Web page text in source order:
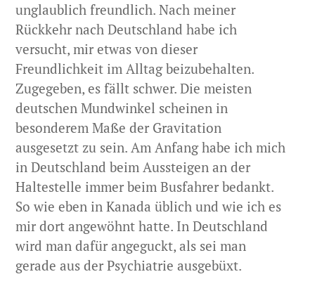
unglaublich freundlich. Nach meiner
Rückkehr nach Deutschland habe ich
versucht, mir etwas von dieser
Freundlichkeit im Alltag beizubehalten.
Zugegeben, es fällt schwer. Die meisten
deutschen Mundwinkel scheinen in
besonderem Maße der Gravitation
ausgesetzt zu sein. Am Anfang habe ich mich
in Deutschland beim Aussteigen an der
Haltestelle immer beim Busfahrer bedankt.
So wie eben in Kanada üblich und wie ich es
mir dort angewöhnt hatte. In Deutschland
wird man dafür angeguckt, als sei man
gerade aus der Psychiatrie ausgebüxt.